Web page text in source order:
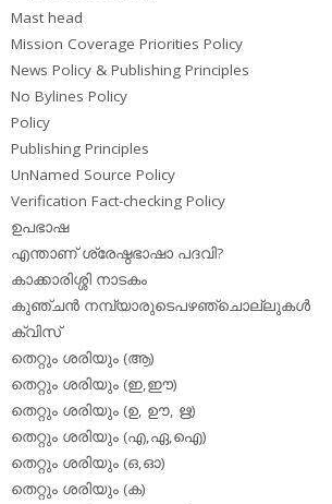
Mast head
Mission Coverage Priorities Policy
News Policy & Publishing Principles
No Bylines Policy
Policy
Publishing Principles
UnNamed Source Policy
Verification Fact-checking Policy
ഉപഭാഷ
എന്താണ് ശ്രേഷ്ഠഭാഷാ പദവി?
കാക്കാരിശ്ശി നാടകം
കുഞ്ചന്‍ നമ്പ്യാരുടെപഴഞ്ചൊല്ലുകള്‍
ക്വിസ്
തെറ്റും ശരിയും (ആ)
തെറ്റും ശരിയും (ഇ,ഈ)
തെറ്റും ശരിയും (ഉ, ഊ, ഋ)
തെറ്റും ശരിയും (എ,ഏ,ഐ)
തെറ്റും ശരിയും (ഒ,ഓ)
തെറ്റും ശരിയും (ക)